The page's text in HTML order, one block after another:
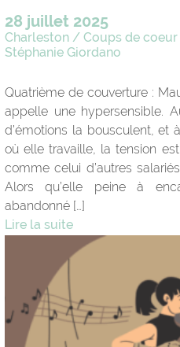
28 juillet 2025
Charleston / Coups de coeur
Stéphanie Giordano
Quatrième de couverture :
appelle une hypersensible.
d’émotions la bousculent, et
où elle travaille, la tension
comme celui d’autres
Alors qu’elle peine à
abandonné […]
Lire la suite